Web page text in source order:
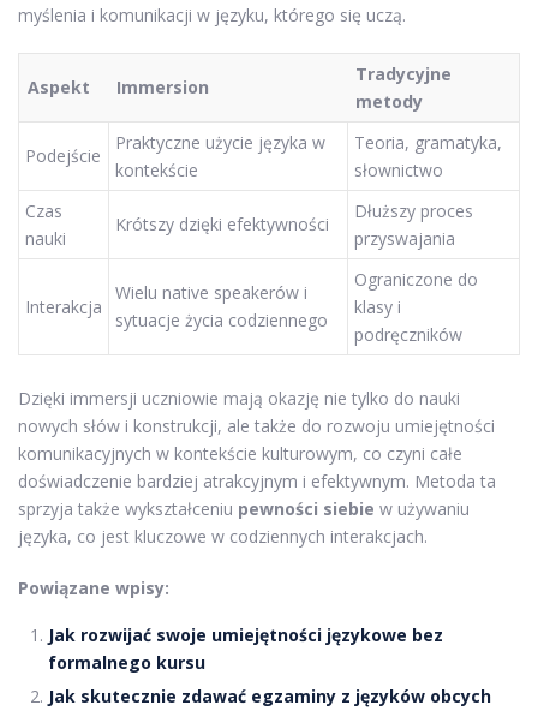
myślenia i komunikacji w języku, którego się uczą.
Aspekt Immersion
Tradycyjne
metody
Podejście
Praktyczne użycie języka w
kontekście
Teoria, gramatyka,
słownictwo
Czas
nauki
Krótszy dzięki efektywności
Dłuższy proces
przyswajania
Interakcja
Wielu native speakerów i
sytuacje życia codziennego
Ograniczone do
klasy i
podręczników
Dzięki immersji uczniowie mają okazję nie tylko do nauki
nowych słów i konstrukcji, ale także do rozwoju umiejętności
komunikacyjnych w kontekście kulturowym, co czyni całe
doświadczenie bardziej atrakcyjnym i efektywnym. Metoda ta
sprzyja także wykształceniu pewności siebie w używaniu
języka, co jest kluczowe w codziennych interakcjach.
Powiązane wpisy:
Jak rozwijać swoje umiejętności językowe bez
formalnego kursu
Jak skutecznie zdawać egzaminy z języków obcych